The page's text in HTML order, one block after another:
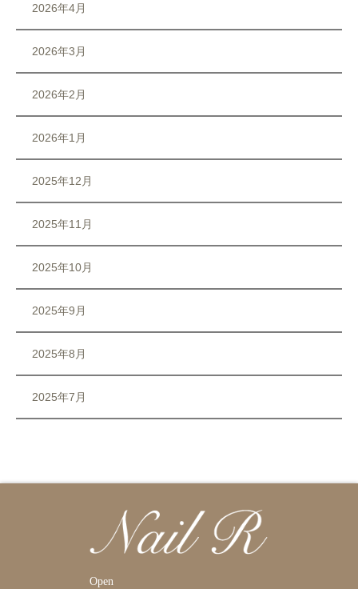
2026年4月
2026年3月
2026年2月
2026年1月
2025年12月
2025年11月
2025年10月
2025年9月
2025年8月
2025年7月
Open